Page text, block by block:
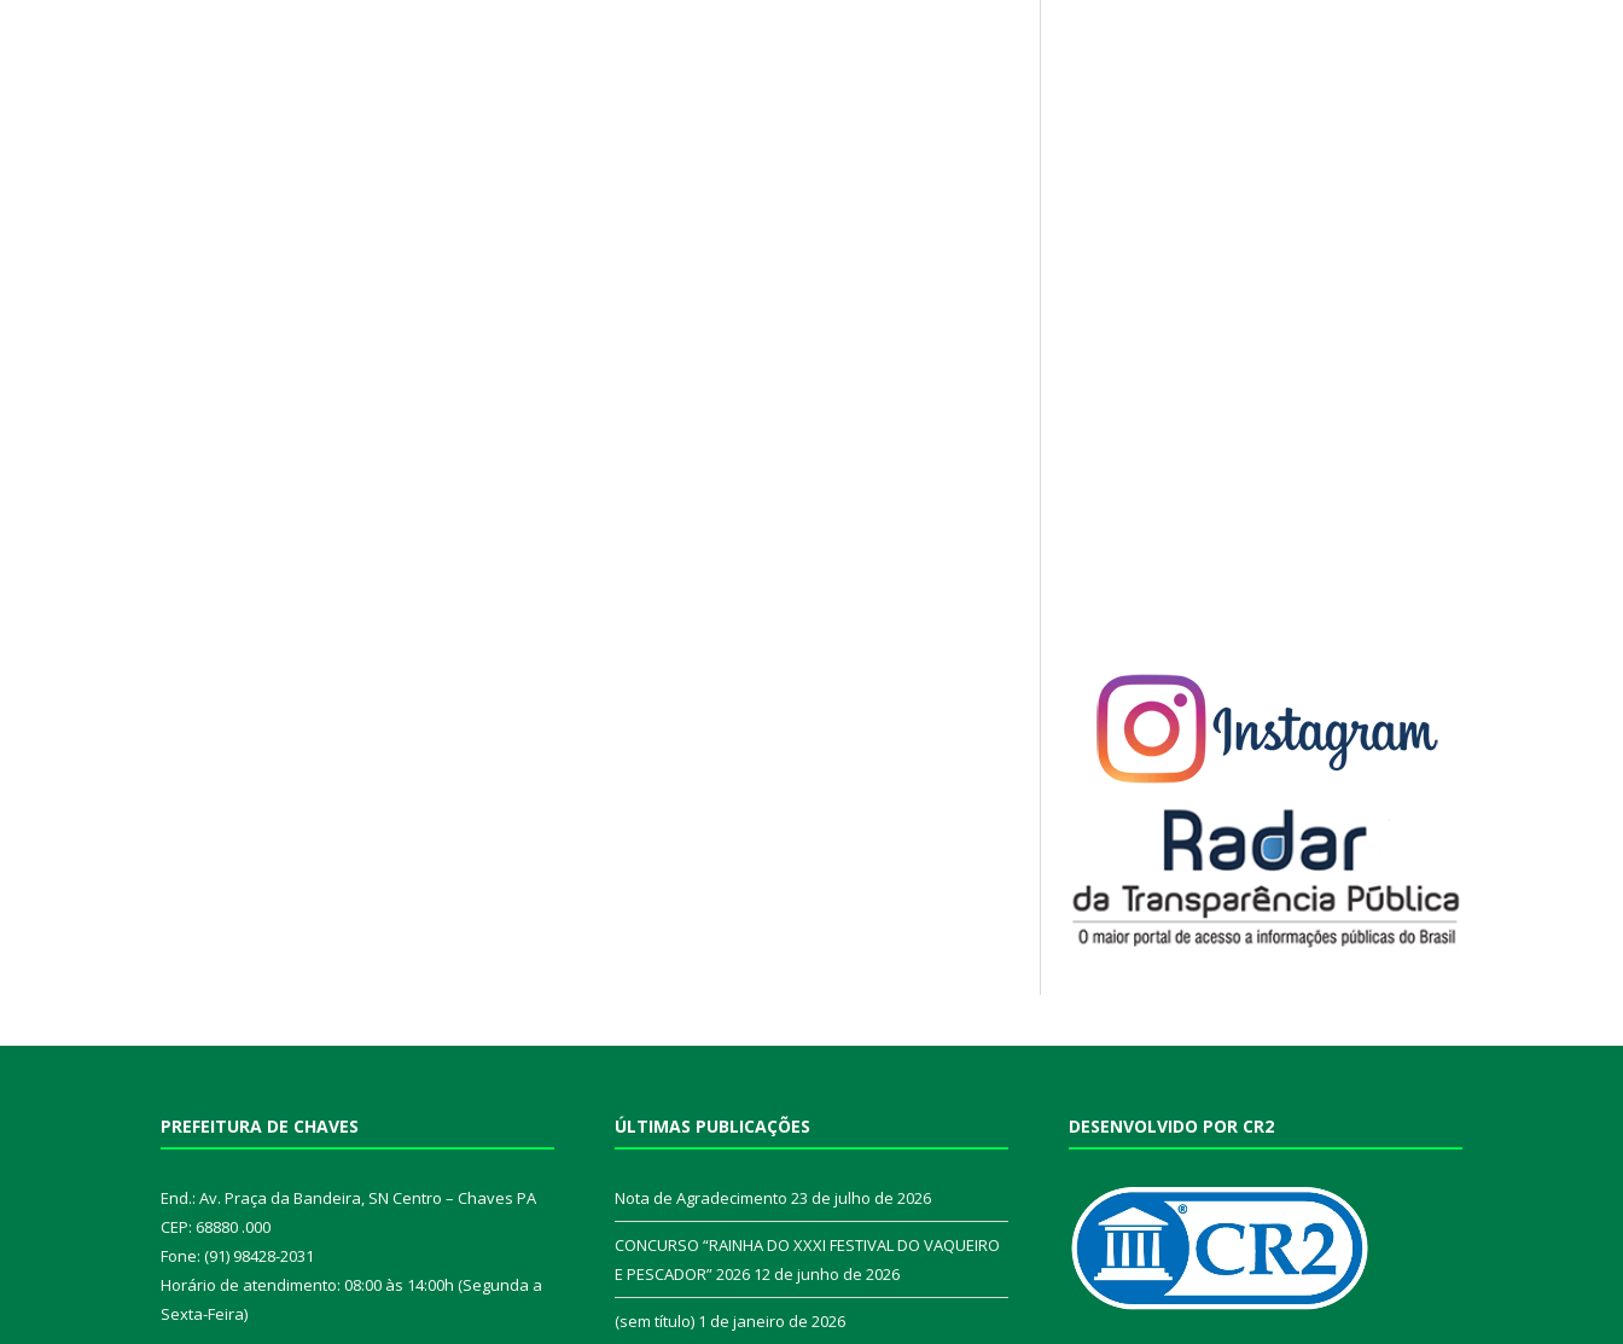
PREFEITURA DE CHAVES
End.: Av. Praça da Bandeira, SN Centro – Chaves PA
CEP: 68880 .000
Fone: (91) 98428-2031
Horário de atendimento: 08:00 às 14:00h (Segunda a
Sexta-Feira)
ÚLTIMAS PUBLICAÇÕES
Nota de Agradecimento 23 de julho de 2026
CONCURSO “RAINHA DO XXXI FESTIVAL DO VAQUEIRO
E PESCADOR” 2026 12 de junho de 2026
(sem título) 1 de janeiro de 2026
DESENVOLVIDO POR CR2